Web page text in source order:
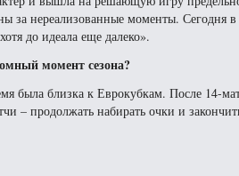
за нереализованные моменты. Сегодня
до идеала еще далеко».
момент сезона?
была близка к Еврокубкам. После 14-
– продолжать набирать очки и